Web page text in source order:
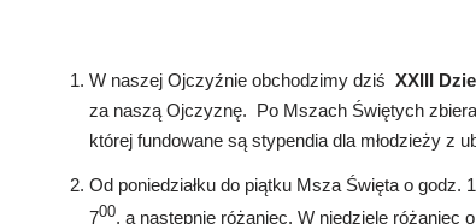
W naszej Ojczyźnie obchodzimy dziś XXIII
za naszą Ojczyznę. Po Mszach Świętych
której fundowane są stypendia dla młodzieży z
Od poniedziałku do piątku Msza Święta o godz.
700, a następnie różaniec. W niedzielę różaniec